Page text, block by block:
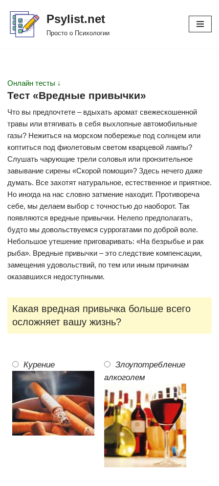
Перейти
Psylist.net
Просто о Психологии
Онлайн тесты ↓
Тест «Вредные привычки»
Что вы предпочтете – вдыхать аромат свежескошенной
травы или втягивать в себя выхлопные автомобильные
газы? Нежиться на морском побережье под солнцем или
коптиться под фиолетовым светом кварцевой лампы?
Слушать чарующие трели соловья или пронзительное
завывание сирены «Скорой помощи»? Здесь нечего даже
думать. Все захотят натуральное, естественное и приятное.
Но иногда на нас словно затмение находит. Противореча
себе, мы делаем выбор с точностью до наоборот. Так
появляются вредные привычки. Нелепо предполагать,
будто мы довольствуемся суррогатами по доброй воле.
Небольшое утешение приговаривать: «На безрыбье и рак
рыба». Вредные привычки – это следствие компенсации,
замещения удовольствий, по тем или иным причинам
оказавшихся недоступными.
Какая вредная привычка больше всего
осложняет вашу жизнь?
Курение
Злоупотребление
алкоголем